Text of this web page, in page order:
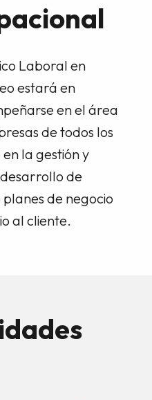
Laboral en
estará en
en el área
de todos los
la gestión y
de
de negocio
al cliente.